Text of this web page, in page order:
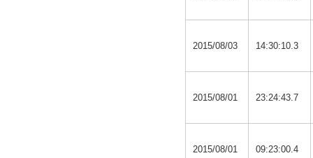
2015/08/03 14:30:10.3
2015/08/01 23:24:43.7
2015/08/01 09:23:00.4